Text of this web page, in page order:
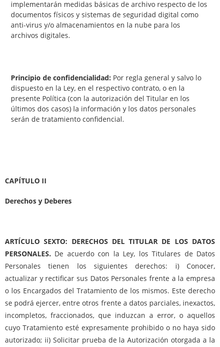
implementarán medidas básicas de archivo respecto de los
documentos físicos y sistemas de seguridad digital como
anti-virus y/o almacenamientos en la nube para los
archivos digitales.
Principio de confidencialidad: Por regla general y salvo lo
dispuesto en la Ley, en el respectivo contrato, o en la
presente Política (con la autorización del Titular en los
últimos dos casos) la información y los datos personales
serán de tratamiento confidencial.
CAPÍTULO II
Derechos y Deberes
ARTÍCULO SEXTO: DERECHOS DEL TITULAR DE LOS DATOS
PERSONALES. De acuerdo con la Ley, los Titulares de Datos
Personales tienen los siguientes derechos: i) Conocer,
actualizar y rectificar sus Datos Personales frente a la empresa
o los Encargados del Tratamiento de los mismos. Este derecho
se podrá ejercer, entre otros frente a datos parciales, inexactos,
incompletos, fraccionados, que induzcan a error, o aquellos
cuyo Tratamiento esté expresamente prohibido o no haya sido
autorizado; ii) Solicitar prueba de la Autorización otorgada a la